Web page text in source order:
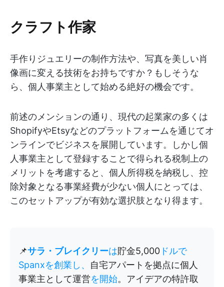
クラフト作家
手作りジュエリーの制作方法や、写真を美しい肖
像画に変える技術をお持ちですか？もしそうな
ら、個人事業主として始める絶好の機会です。
前述のメンションの通り、現代の起業家の多くは
ShopifyやEtsyなどのプラットフォームを通じてオ
ンラインでビジネスを展開しています。しかし個
人事業主として登録することで得られる税制上の
メリットを考慮すると、個人所得税を納税し、控
除対象となる事業経費が少ない個人にとっては、
このセットアップが有効な選択肢となり得ます。
📌サラ・ブレイクリーは貯金5,000 ドルで
Spanxを創業し、 自宅アパートを拠点に個人
事業主として運営を開始。アイデアの特許取